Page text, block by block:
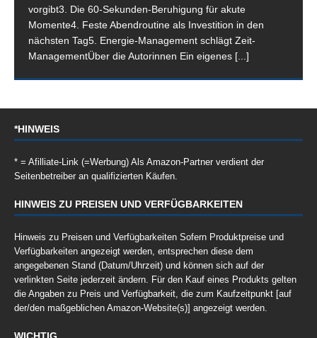
vorgibt3. Die 60-Sekunden-Beruhigung für akute
Momente4. Feste Abendroutine als Investition in den
nächsten Tag5. Energie-Management schlägt Zeit-
ManagementÜber die Autorinnen Ein eigenes [...]
*HINWEIS
* = Afilliate-Link (=Werbung) Als Amazon-Partner verdient der
Seitenbetreiber an qualifizierten Käufen.
HINWEIS ZU PREISEN UND VERFÜGBARKEITEN
Hinweis zu Preisen und Verfügbarkeiten Sofern Produktpreise und
Verfügbarkeiten angezeigt werden, entsprechen diese dem
angegebenen Stand (Datum/Uhrzeit) und können sich auf der
verlinkten Seite jederzeit ändern. Für den Kauf eines Produkts gelten
die Angaben zu Preis und Verfügbarkeit, die zum Kaufzeitpunkt [auf
der/den maßgeblichen Amazon-Website(s)] angezeigt werden.